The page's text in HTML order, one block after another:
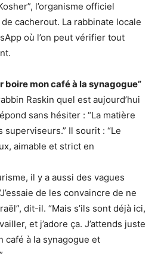
l’organisme officiel
cacherout. La rabbinate locale
où l’on peut vérifier tout
boire mon café à la synagogue”
Raskin quel est aujourd’hui
sans hésiter : “La matière
superviseurs.” Il sourit : “Le
aimable et strict en
il y a aussi des vagues
de les convaincre de ne
dit-il. “Mais s’ils sont déjà ici,
et j’adore ça. J’attends juste
café à la synagogue et